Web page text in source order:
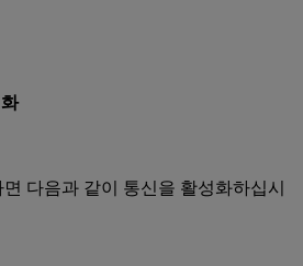
다음과 같이 통신을 활성화하십시